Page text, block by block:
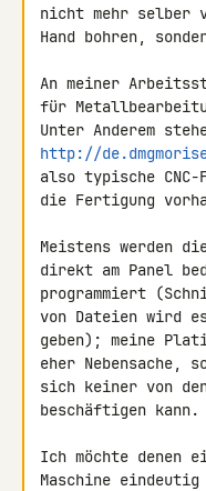
nicht mehr selber
Hand bohren,
An meiner
für
http://
also typische
die Fertigung
Meistens werden
direkt am Panel
programmiert
von Dateien wird
geben); meine
eher Nebensache,
sich keiner von
beschäftigen kann.
Ich möchte denen
Maschine